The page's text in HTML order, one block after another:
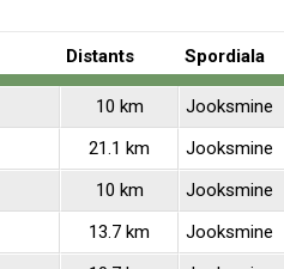
Distants Spordiala
10 km Jooksmine
21.1 km Jooksmine
10 km Jooksmine
13.7 km Jooksmine